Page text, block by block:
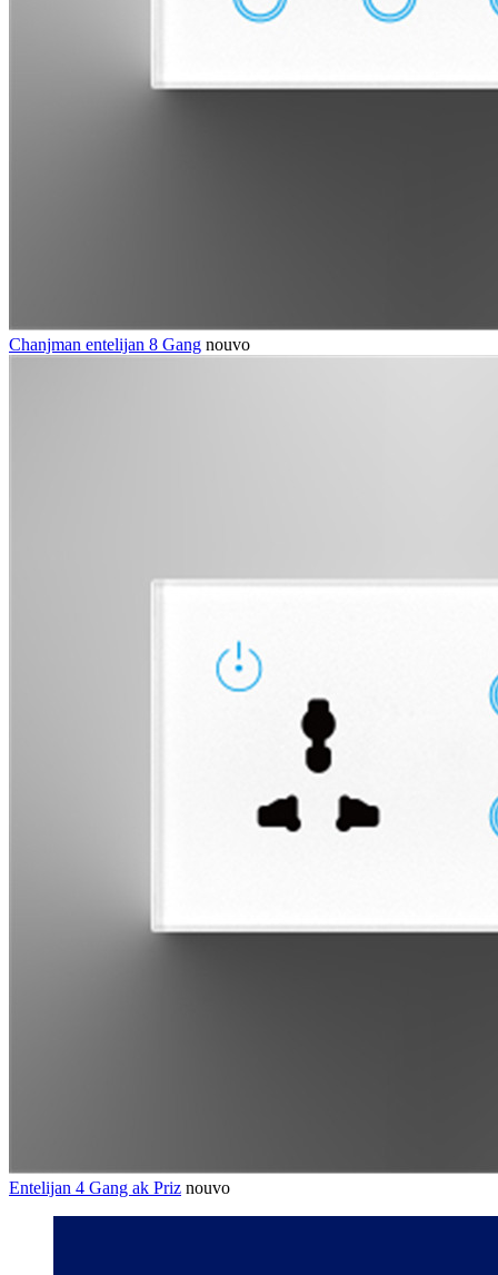
Chanjman entelijan 8 Gang nouvo
Entelijan 4 Gang ak Priz nouvo